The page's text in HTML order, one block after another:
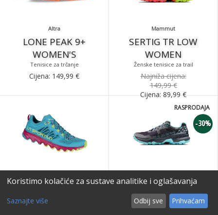
Altra
LONE PEAK 9+
WOMEN'S
Tenisice za trčanje
Cijena: 149,99 €
Mammut
SERTIG TR LOW
WOMEN
Ženske tenisice za trail
Najniža cijena:
149,99 €
Cijena:89,99€
La Sportiva
HELIOS III WOMAN
Mammut
SERTIG II LOW GTX
Tenisice za trčanje
-30%
RASPRODAJA
Najniža cijena:
Koristimo kolačiće za sustave analitike i oglašavanja
Saznajte više Odbij sve Prihvaćam